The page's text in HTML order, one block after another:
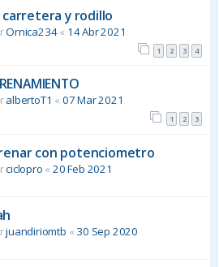
carretera y rodillo
Ornica234« 14 Abr 2021
1 2 3 4
albertoT1 « 07 Mar 2021
1 2 3
con potenciometro
ciclopro «20 Feb 2021
juandiriomtb « 30 Sep 2020